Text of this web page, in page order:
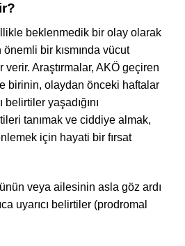
beklenmedik bir olay olarak
bir kısmında vücut
Araştırmalar, AKÖ geçiren
birinin, olaydan önceki haftalar
yaşadığını
tanımak ve ciddiye almak,
için hayati bir fırsat
veya ailesinin asla göz ardı
uyarıcı belirtiler (prodromal